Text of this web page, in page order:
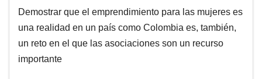
Demostrar que el emprendimiento para las mujeres es
una realidad en un país como Colombia es, también,
un reto en el que las asociaciones son un recurso
importante